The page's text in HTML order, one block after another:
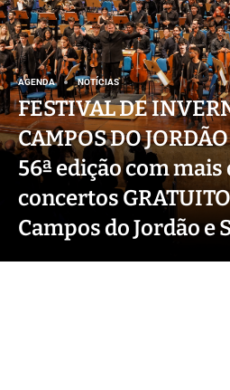
AGENDA NOTÍCIAS
FESTIVAL DE
CAMPOS DO
56ª edição com mais
concertos
Campos do Jordão e